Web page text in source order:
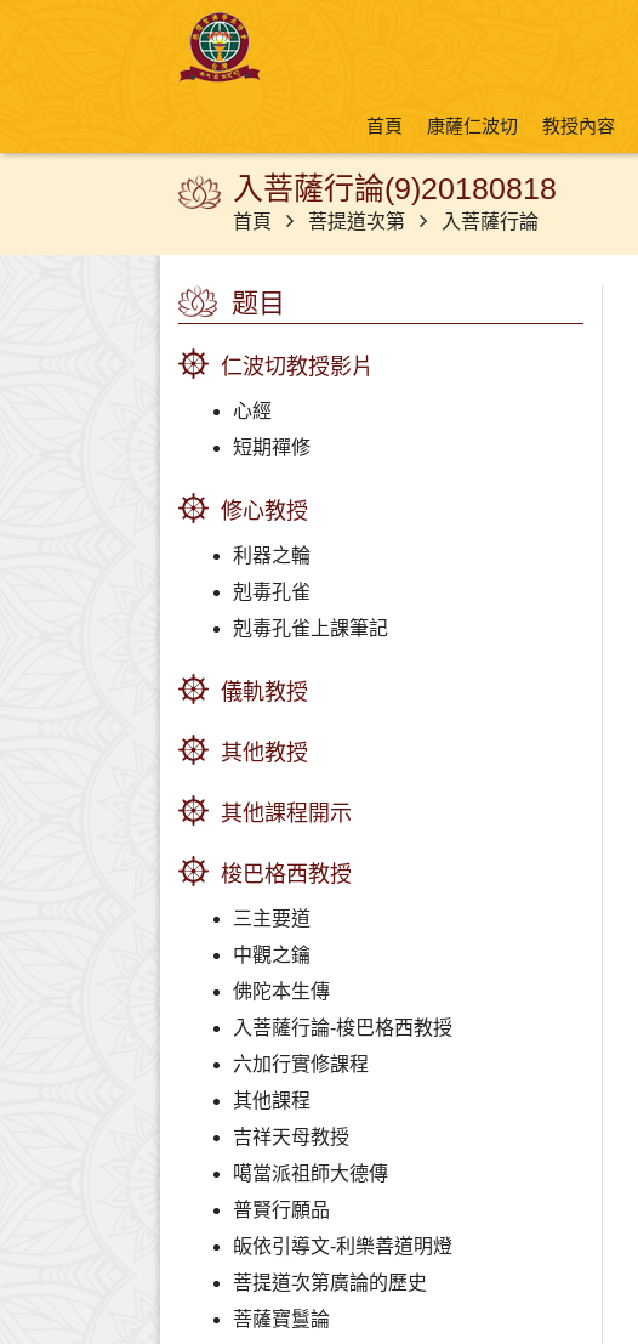
首頁 康薩仁波切 教授內容
入菩薩行論(9)20180818
首頁 菩提道次第 入菩薩行論
题目
仁波切教授影片
心經
短期禪修
修心教授
利器之輪
剋毒孔雀
剋毒孔雀上課筆記
儀軌教授
其他教授
其他課程開示
梭巴格西教授
三主要道
中觀之鑰
佛陀本生傳
入菩薩行論-梭巴格西教授
六加行實修課程
其他課程
吉祥天母教授
噶當派祖師大德傳
普賢行願品
皈依引導文-利樂善道明燈
菩提道次第廣論的歷史
菩薩寶鬘論